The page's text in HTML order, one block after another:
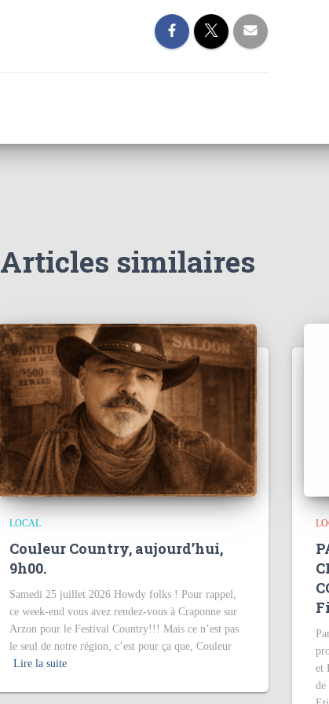
Articles similaires
LOCAL
Couleur Country, aujourd’hui,
9h00.
Samedi 25 juillet 2026 Howdy folks ! Pour rappel,
ce week-end vous avez rendez-vous à Craponne sur
Arzon pour le Festival Country!!! Mais ce n’est pas
le seul de notre région, c’est pour ça que, Couleur
Lire la suite
et
de